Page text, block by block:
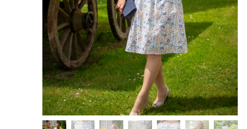
Collection Célébrations
2024
Reflets d’Automne – 2024
Un Eté au Château – 2024
L’Eveil du Printemps – 2024
L’Appel de l’Automne –